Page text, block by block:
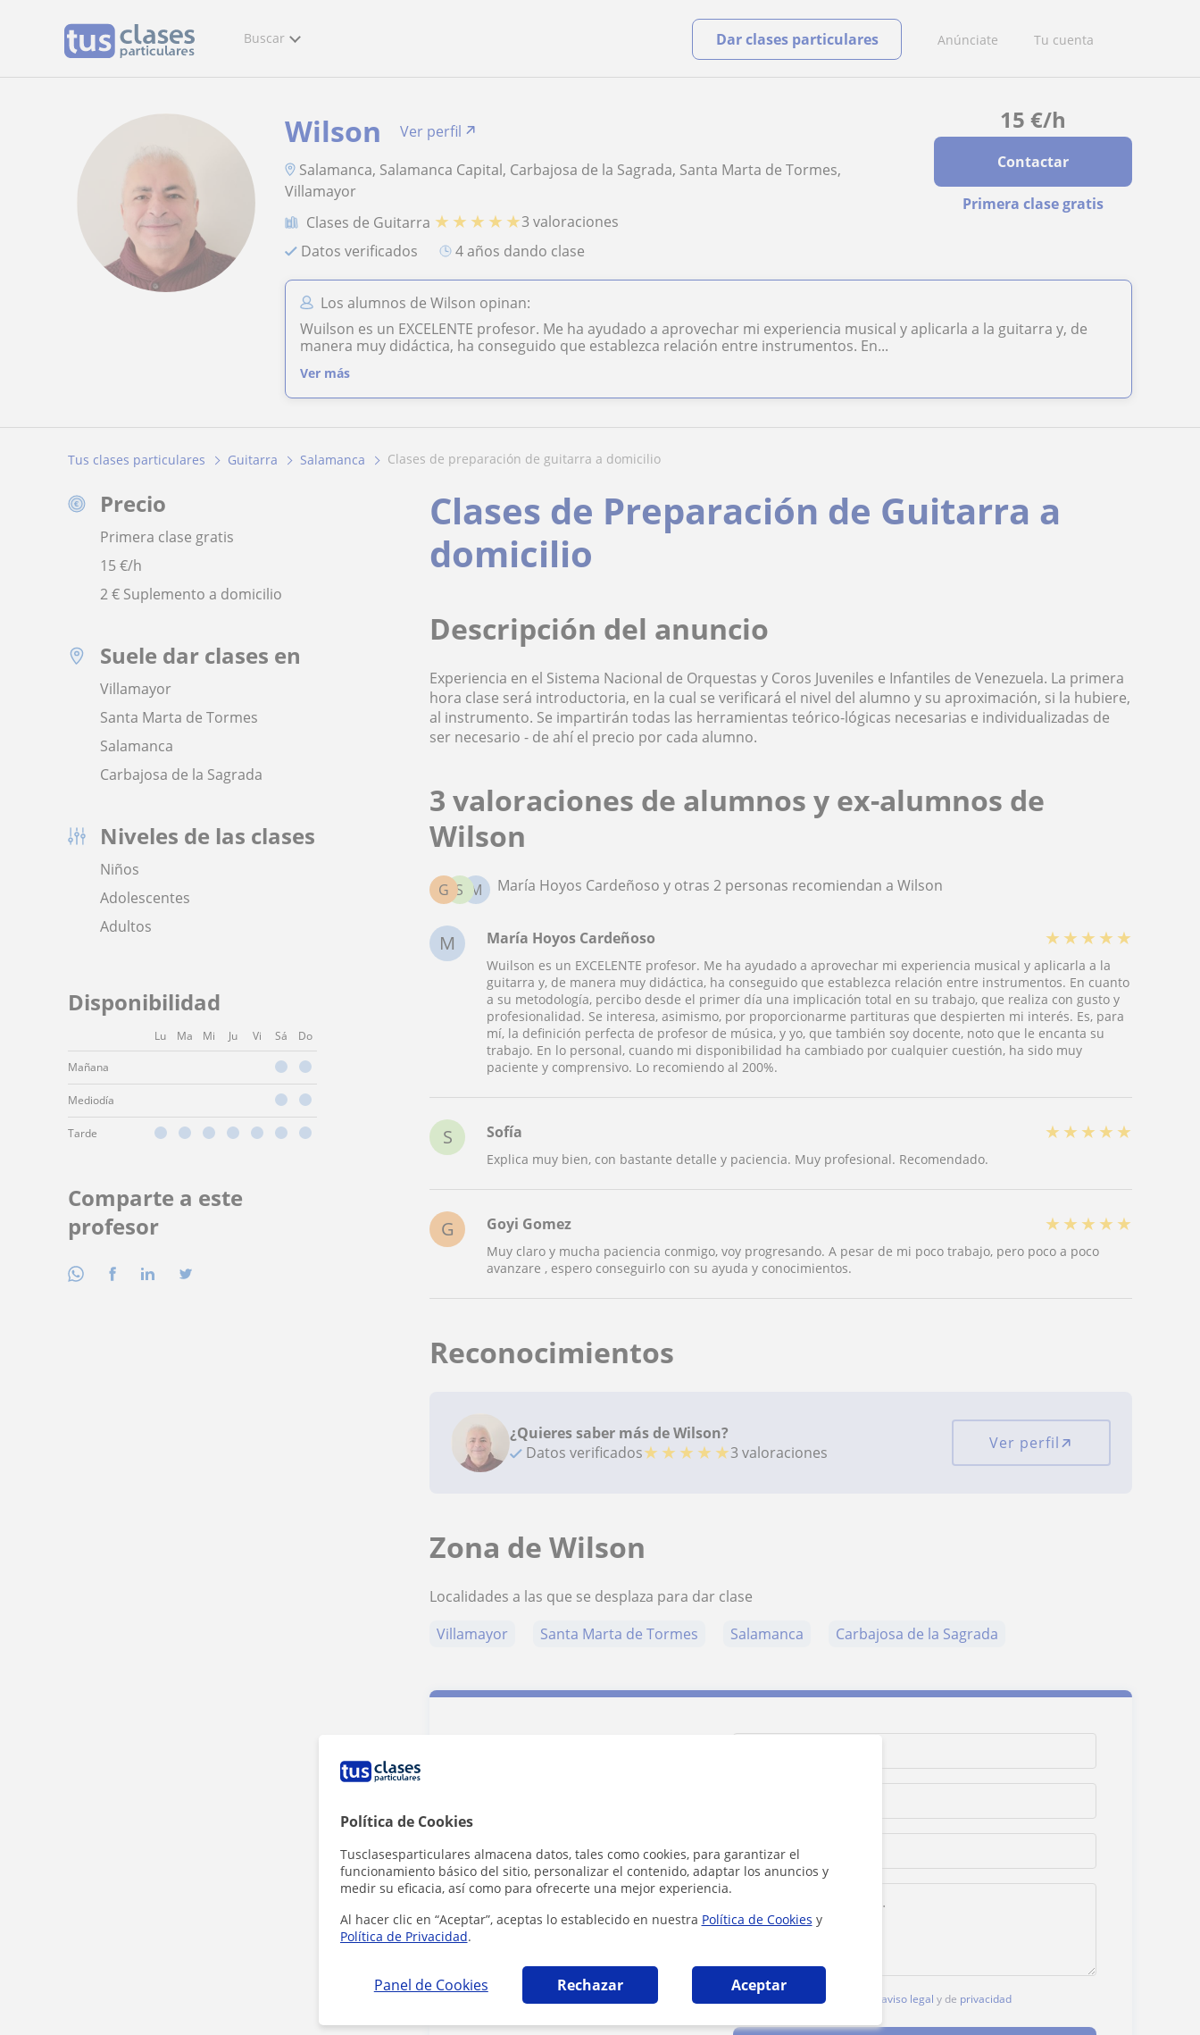
Política de Cookies
Tusclasesparticulares almacena datos, tales como cookies, para garantizar el
funcionamiento básico del sitio, personalizar el contenido, adaptar los anuncios y
medir su eficacia, así como para ofrecerte una mejor experiencia.
Al hacer clic en “Aceptar”, aceptas lo establecido en nuestra Política de Cookies y
Política de Privacidad.
Panel de Cookies Rechazar Aceptar
Buscar Anúnciate Tu cuenta
Dar clases particulares
15 €/h
Contactar
Primera clase gratis
Wilson
Ver perfil
Salamanca, Salamanca Capital, Carbajosa de la Sagrada, Santa Marta de Tormes,
Villamayor
Clases de Guitarra ★ ★ ★ ★ ★3 valoraciones
Datos verificados
4 años dando clase
Los alumnos de Wilson opinan:
Wuilson es un EXCELENTE profesor. Me ha ayudado a aprovechar mi experiencia musical y aplicarla a la guitarra y, de
manera muy didáctica, ha conseguido que establezca relación entre instrumentos. En...
Ver más
Tus clases particulares Guitarra Salamanca clases de preparación de guitarra a domicilio
Precio
Primera clase gratis
15€/h
2 € Suplemento a domicilio
Suele dar clases en
Villamayor
Santa Marta de Tormes
Salamanca
Carbajosa de la Sagrada
Niveles de las clases
Niños
Adolescentes
Adultos
Disponibilidad
Lu Ma Mi Ju Vi Sá Do
Mañana
Mediodía
Tarde
Comparte a este
profesor
Clases de Preparación de Guitarra a
domicilio
Descripción del anuncio
Experiencia en el Sistema Nacional de Orquestas y Coros Juveniles e Infantiles de Venezuela. La primera
hora clase será introductoria, en la cual se verificará el nivel del alumno y su aproximación, si la hubiere,
al instrumento. Se impartirán todas las herramientas teórico-lógicas necesarias e individualizadas de
ser necesario - de ahí el precio por cada alumno.
3 valoraciones de alumnos y ex-alumnos de
Wilson
M
S
G María Hoyos Cardeñoso y otras 2 personas recomiendan a Wilson
M María Hoyos Cardeñoso ★ ★ ★ ★ ★
Wuilson es un EXCELENTE profesor. Me ha ayudado a aprovechar mi experiencia musical y aplicarla a la
guitarra y, de manera muy didáctica, ha conseguido que establezca relación entre instrumentos. En cuanto
a su metodología, percibo desde el primer día una implicación total en su trabajo, que realiza con gusto y
profesionalidad. Se interesa, asimismo, por proporcionarme partituras que despierten mi interés. Es, para
mí, la definición perfecta de profesor de música, y yo, que también soy docente, noto que le encanta su
trabajo. En lo personal, cuando mi disponibilidad ha cambiado por cualquier cuestión, ha sido muy
paciente y comprensivo. Lo recomiendo al 200%.
S Sofía ★ ★ ★ ★ ★
Explica muy bien, con bastante detalle y paciencia. Muy profesional. Recomendado.
G Goyi Gomez ★ ★ ★ ★ ★
Muy claro y mucha paciencia conmigo, voy progresando. A pesar de mi poco trabajo, pero poco a poco
avanzare , espero conseguirlo con su ayuda y conocimientos.
Reconocimientos
¿Quieres saber más de Wilson?
Datos verificados★ ★ ★ ★ ★3 valoraciones Ver perfil
Zona de Wilson
Localidades a las que se desplaza para dar clase
Villamayor
Santa Marta de Tormes Salamanca Carbajosa de la Sagrada
1ª clase gratis
Al hacer clic, aceptas nuestro aviso legal y de privacidad